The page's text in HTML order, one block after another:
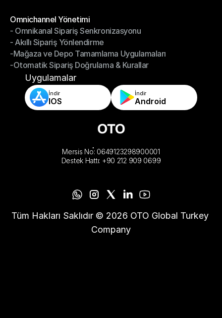
Omnichannel Yönetimi
Omnichannel Yönetimi
- Omnikanal Sipariş Senkronizasyonu
- Omnikanal Sipariş Senkronizasyonu
- Akıllı Sipariş Yönlendirme
- Akıllı Sipariş Yönlendirme
-Mağaza ve Depo Tamamlama Uygulamaları
-Mağaza ve Depo Tamamlama Uygulamaları
-Otomatik Sipariş Doğrulama & Kurallar
-Otomatik Sipariş Doğrulama & Kurallar
Uygulamalar
İndir
IOS
İndir
Android
Mersis No: 0649123298900001
Destek Hattı: +90 212 909 0699
Tüm Hakları Saklıdır © 2026 OTO Global Turkey
Company